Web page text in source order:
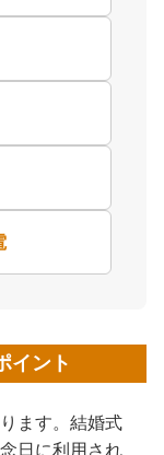
イント
ます。結婚式
日に利用され